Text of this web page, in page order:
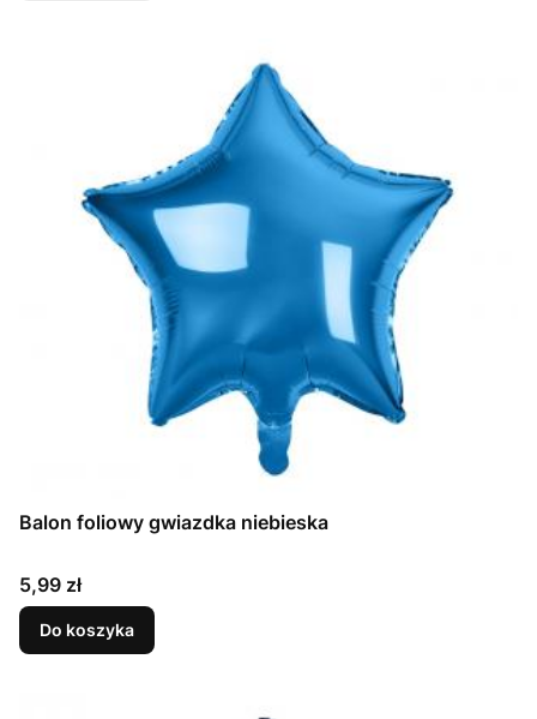
Balon foliowy gwiazdka niebieska
Cena
5,99 zł
Do koszyka